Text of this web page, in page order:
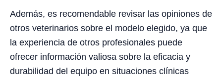
Además, es recomendable revisar las opiniones de
otros veterinarios sobre el modelo elegido, ya que
la experiencia de otros profesionales puede
ofrecer información valiosa sobre la eficacia y
durabilidad del equipo en situaciones clínicas